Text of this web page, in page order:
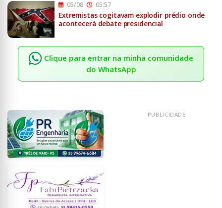
05/08 05:57
Extremistas cogitavam explodir prédio onde
acontecerá debate presidencial
Clique para entrar na minha comunidade
do WhatsApp